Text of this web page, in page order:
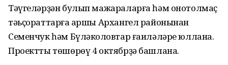
Тәүгеләрҙән булып мажараларға һәм онотолмаҫ
тәьҫораттарға ҡаршы Архангел районынан
Семенчук һәм Бүләкҡоловтар ғаиләләре юллана.
Проектты төшөрөү 4 октябрҙә башлана.